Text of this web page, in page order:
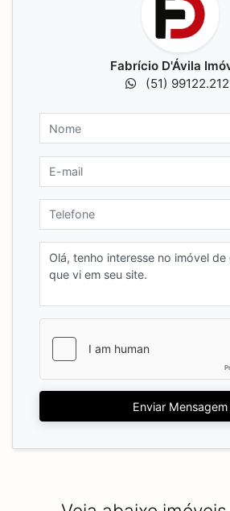
Fabrício D'Ávila
(51)
Enviar Mensagem